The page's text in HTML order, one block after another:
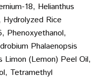
18, Helianthus
Hydrolyzed Rice
Phenoxyethanol,
Phalaenopsis
Limon (Lemon) Peel Oil,
Tetramethyl